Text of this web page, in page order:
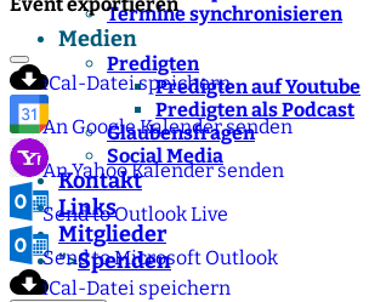
Termine synchronisieren
Medien
Predigten
Predigten auf Youtube
Predigten als Podcast
Glaubensfragen
Social Media
Kontakt
Links
Mitglieder
">Spenden
iCal-Datei speichern
An Google Kalender senden
An Yahoo Kalender senden
Send to Outlook Live
Send to Microsoft Outlook
iCal-Datei speichern